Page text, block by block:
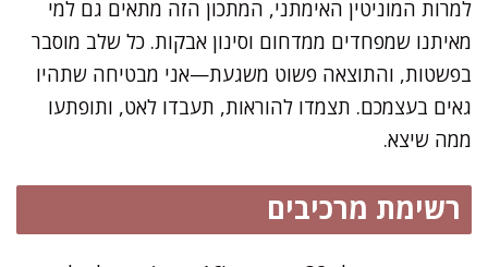
למרות המוניטין האימתני, המתכון הזה מתאים גם למי
מאיתנו שמפחדים ממדחום וסינון אבקות. כל שלב מוסבר
בפשטות, והתוצאה פשוט משגעת—אני מבטיחה שתהיו
גאים בעצמכם. תצמדו להוראות, תעבדו לאט, ותופתעו
ממה שיצא.
רשימת מרכיבים